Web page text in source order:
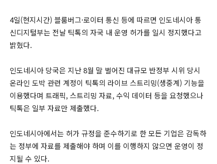
4일(현지시간) 블룸버그·로이터 통신 등에 따르면 인도네시아 통
신디지털부는 전날 틱톡의 자국 내 운영 허가를 일시 정지했다고
밝혔다.
인도네시아 당국은 지난 8월 말 벌어진 대규모 반정부 시위 당시
온라인 도박 관련 계정이 틱톡의 라이브 스트리밍(생중계) 기능을
이용했다며 트래픽, 스트리밍 자료, 수익 데이터 등을 요청했으나
틱톡은 일부 자료만 제출했다.
인도네시아에서는 허가 규정을 준수하기로 한 모든 기업은 감독하
는 정부에 자료를 제출해야 하며 이를 이행하지 않으면 운영이 정
지될 수 있다.